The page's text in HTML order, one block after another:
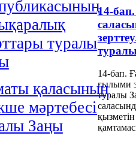
туралы
қаласының
мәртебесi
Заңы
14-
14-бап.
ғылыми
туралы